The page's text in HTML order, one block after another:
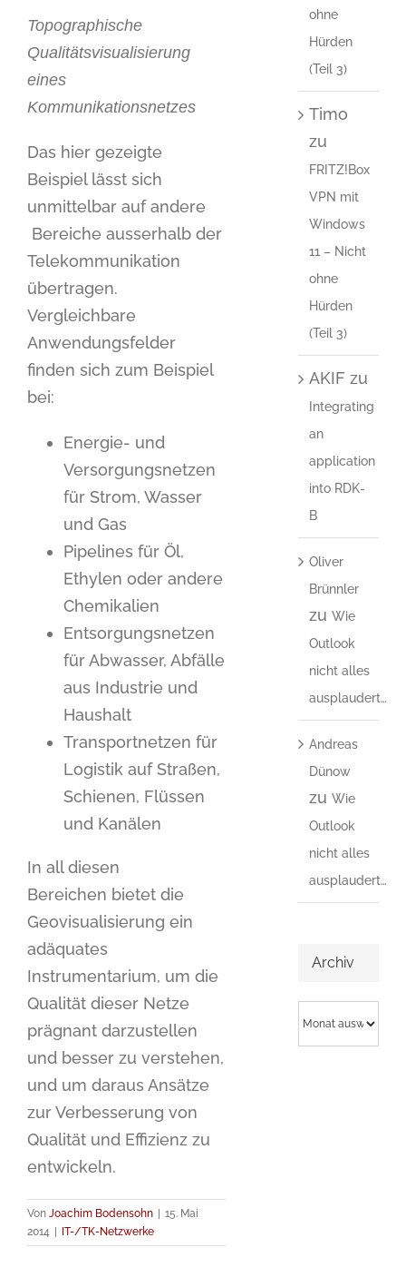
Topographische
Qualitätsvisualisierung
eines
Kommunikationsnetzes
Das hier gezeigte
Beispiel lässt sich
unmittelbar auf andere
Bereiche ausserhalb der
Telekommunikation
übertragen.
Vergleichbare
Anwendungsfelder
finden sich zum Beispiel
bei:
Energie- und
Versorgungsnetzen
für Strom, Wasser
und Gas
Pipelines für Öl,
Ethylen oder andere
Chemikalien
Entsorgungsnetzen
für Abwasser, Abfälle
aus Industrie und
Haushalt
Transportnetzen für
Logistik auf Straßen,
Schienen, Flüssen
und Kanälen
In all diesen
Bereichen bietet die
Geovisualisierung ein
adäquates
Instrumentarium, um die
Qualität dieser Netze
prägnant darzustellen
und besser zu verstehen,
und um daraus Ansätze
zur Verbesserung von
Qualität und Effizienz zu
entwickeln.
Von Joachim Bodensohn | 15. Mai
2014 | IT-/TK-Netzwerke
ohne
Hürden
(Teil 3)
Timo
zu
FRITZ!Box
VPN mit
Windows
11 – Nicht
ohne
Hürden
(Teil 3)
AKIF zu
Integrating
an
application
into RDK-
B
Oliver
Brünnler
zu Wie
Outlook
nicht alles
ausplaudert…
Andreas
Dünow
zu Wie
Outlook
nicht alles
ausplaudert…
Archiv